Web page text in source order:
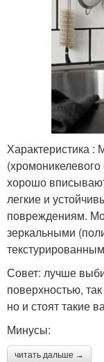
Характеристика :
хорошо
легкие и
повреждениям.
зеркальными
Совет: лучше
поверхностью,
но и стоят такие
Минусы:
читать дальше →